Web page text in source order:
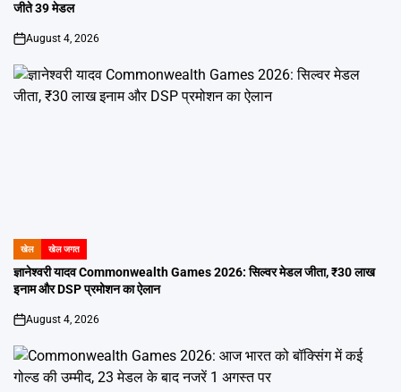
जीते 39 मेडल
on
August 4, 2026
POSTED
IN
खेल खेल जगत
ज्ञानेश्वरी यादव Commonwealth Games 2026: सिल्वर मेडल जीता, ₹30 लाख
इनाम और DSP प्रमोशन का ऐलान
on
August 4, 2026